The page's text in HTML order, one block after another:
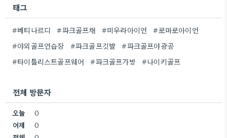
태그
#베티나르디 #파크골프채 #미우라아이언
#로마로아이언
#야외골프연습장
#파크골프깃발
#파크골프야광공
#타이틀리스트골프웨어
#파크골프가방 #나이키골프
전체 방문자
오늘
0
어제
0